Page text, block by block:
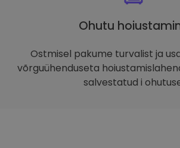
Ohutu
Ostmisel pakume turvalist ja
võrguühenduseta
salvestatud i